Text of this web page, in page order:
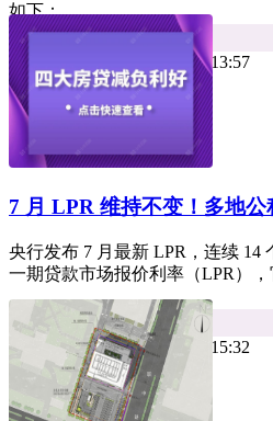
如下： ...
平台资讯
小牛看房 2026年07月28日 13:57
热度 10
7 月 LPR 维持不变！多地
央行发布 7 月最新 LPR，连续 14
一期贷款市场报价利率（LPR）
平台资讯
小牛看房 2026年07月21日 15:32
热度 14